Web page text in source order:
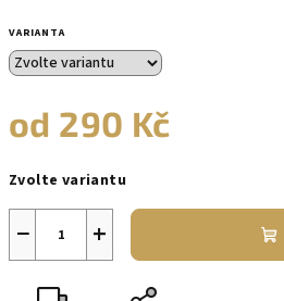
VARIANTA
od 290 Kč
cena:
Zvolte variantu
+
−